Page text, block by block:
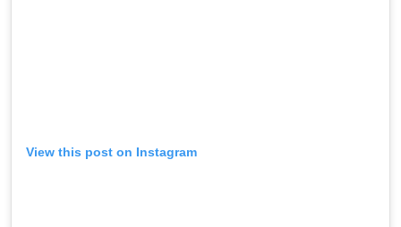
View this post on Instagram